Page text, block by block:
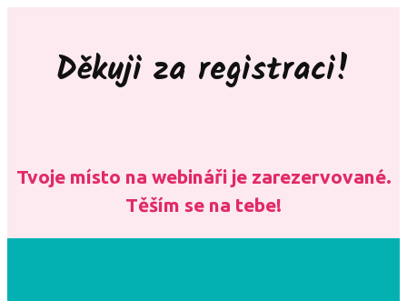
Děkuji za registraci!
Tvoje místo na webináři je zarezervované.
Těším se na tebe!